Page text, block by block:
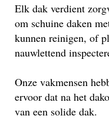
Elk dak verdient
om schuine daken
kunnen reinigen, of
nauwlettend
Onze vakmensen
ervoor dat na het
van een solide dak.